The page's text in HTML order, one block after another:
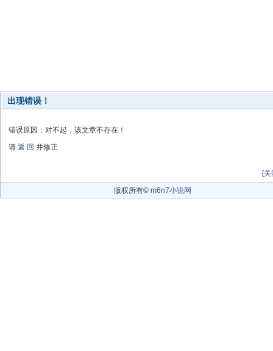
出现错误！
错误原因：对不起，该文章不存在！
请 返 回 并修正
[关
版权所有© m6n7小说网